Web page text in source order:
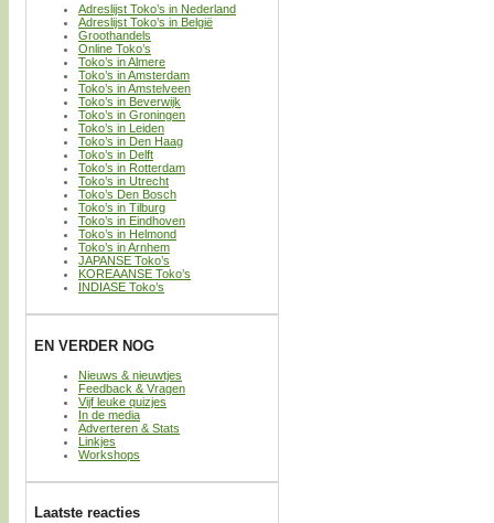
Adreslijst Toko’s in Nederland
Adreslijst Toko’s in België
Groothandels
Online Toko’s
Toko’s in Almere
Toko’s in Amsterdam
Toko’s in Amstelveen
Toko’s in Beverwijk
Toko’s in Groningen
Toko’s in Leiden
Toko’s in Den Haag
Toko’s in Delft
Toko’s in Rotterdam
Toko’s in Utrecht
Toko’s Den Bosch
Toko’s in Tilburg
Toko’s in Eindhoven
Toko’s in Helmond
Toko’s in Arnhem
JAPANSE Toko’s
KOREAANSE Toko’s
INDIASE Toko’s
EN VERDER NOG
Nieuws & nieuwtjes
Feedback & Vragen
Vijf leuke quizjes
In de media
Adverteren & Stats
Linkjes
Workshops
Laatste reacties